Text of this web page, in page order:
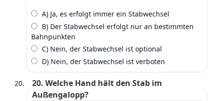
A) Ja, es erfolgt immer ein Stabwechsel
B) Der Stabwechsel erfolgt nur an bestimmten
Bahnpunkten
C) Nein, der Stabwechsel ist optional
D) Nein, der Stabwechsel ist verboten
20. Welche Hand hält den Stab im
Außengalopp?